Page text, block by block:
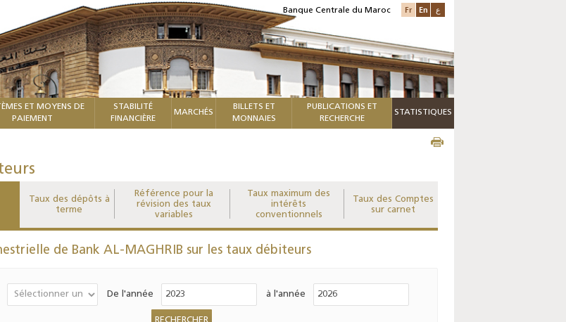
Banque Centrale du Maroc Fr En ع
ET MOYENS DE
PAIEMENT
STABILITÉ
FINANCIÈRE
MARCHÉS
BILLETS ET
MONNAIES
PUBLICATIONS ET
RECHERCHE
STATISTIQUES
Taux des dépôts à
terme
Référence pour la
révision des taux
variables
Taux maximum des
intérêts
conventionnels
Taux des Comptes
sur carnet
de Bank AL-MAGHRIB sur les taux débiteurs
De l'année à l'année